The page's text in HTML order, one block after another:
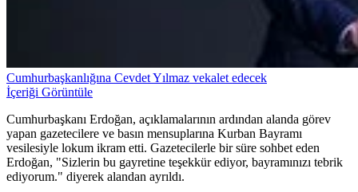
Cumhurbaşkanlığına Cevdet Yılmaz vekalet edecek
İçeriği Görüntüle
Cumhurbaşkanı Erdoğan, açıklamalarının ardından alanda görev
yapan gazetecilere ve basın mensuplarına Kurban Bayramı
vesilesiyle lokum ikram etti. Gazetecilerle bir süre sohbet eden
Erdoğan, "Sizlerin bu gayretine teşekkür ediyor, bayramınızı tebrik
ediyorum." diyerek alandan ayrıldı.